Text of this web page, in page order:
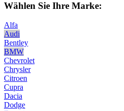
Wählen Sie Ihre Marke:
Alfa
Audi
Bentley
BMW
Chevrolet
Chrysler
Citroen
Cupra
Dacia
Dodge